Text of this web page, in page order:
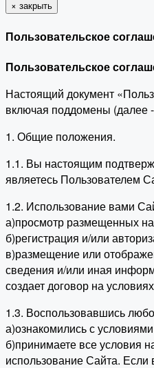
× закрыть
Пользовательское
Пользовательское
Настоящий документ
включая поддомены (далее
1. Общие положения.
1.1. Вы настоящим
являетесь Пользователем
1.2. Использование вами
а)просмотр размещенных
б)регистрация и/или
в)размещение или
сведения и/или иная
создает договор на
1.3. Воспользовавшись
а)ознакомились с
б)принимаете все условия
использование Сайта.